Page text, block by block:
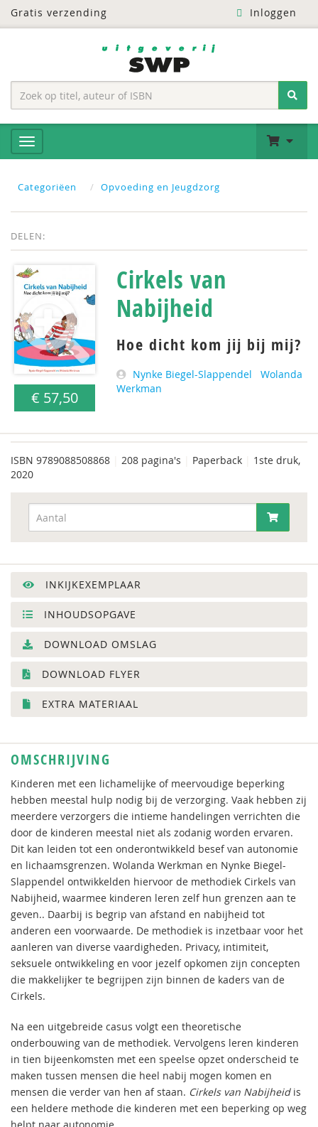
Gratis verzending Inloggen
Categoriëen Opvoeding en Jeugdzorg
DELEN:
€ 57,50
Cirkels van
Nabijheid
Hoe dicht kom jij bij mij?
Nynke Biegel-Slappendel
Wolanda
Werkman
ISBN 9789088508868 208 pagina's Paperback
1ste druk,
2020
INKIJKEXEMPLAAR
INHOUDSOPGAVE
DOWNLOAD OMSLAG
DOWNLOAD FLYER
EXTRA MATERIAAL
OMSCHRIJVING
Kinderen met een lichamelijke of meervoudige beperking
hebben meestal hulp nodig bij de verzorging. Vaak hebben zij
meerdere verzorgers die intieme handelingen verrichten die
door de kinderen meestal niet als zodanig worden ervaren.
Dit kan leiden tot een onderontwikkeld besef van autonomie
en lichaamsgrenzen. Wolanda Werkman en Nynke Biegel-
Slappendel ontwikkelden hiervoor de methodiek Cirkels van
Nabijheid, waarmee kinderen leren zelf hun grenzen aan te
geven.. Daarbij is begrip van afstand en nabijheid tot
anderen een voorwaarde. De methodiek is inzetbaar voor het
aanleren van diverse vaardigheden. Privacy, intimiteit,
seksuele ontwikkeling en voor jezelf opkomen zijn concepten
die makkelijker te begrijpen zijn binnen de kaders van de
Cirkels.
Na een uitgebreide casus volgt een theoretische
onderbouwing van de methodiek. Vervolgens leren kinderen
in tien bijeenkomsten met een speelse opzet onderscheid te
maken tussen mensen die heel nabij mogen komen en
mensen die verder van hen af staan. Cirkels van Nabijheidis
een heldere methode die kinderen met een beperking op weg